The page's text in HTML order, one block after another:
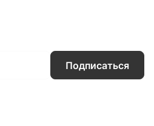
Подписаться